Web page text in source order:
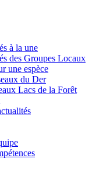
à la une
des Groupes Locaux
une espèce
du Der
Lacs de la Forêt